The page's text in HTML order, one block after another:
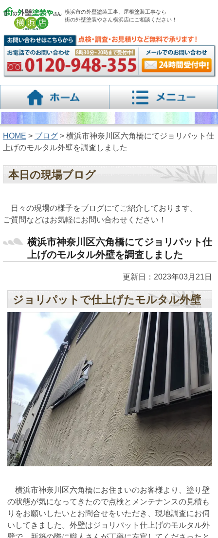
横浜市の外壁塗装工事、屋根塗装工事なら
街の外壁塗装やさん横浜店にご相談ください！
HOME > ブログ> 横浜市神奈川区六角橋にてジョリパット仕
上げのモルタル外壁を調査しました
本日の現場ブログ
日々の現場の様子をブログにてご紹介しております。
ご質問などはお気軽にお問い合わせください！
横浜市神奈川区六角橋にてジョリパット仕
上げのモルタル外壁を調査しました
更新日：2023年03月21日
ジョリパットで仕上げたモルタル外壁
横浜市神奈川区六角橋にお住まいのお客様より、塗り壁
の状態が気になってきたので点検とメンテナンスの見積も
りをお願いしたいとお問合せをいただき、現地調査にお伺
いしてきました。外壁はジョリパット仕上げのモルタル外